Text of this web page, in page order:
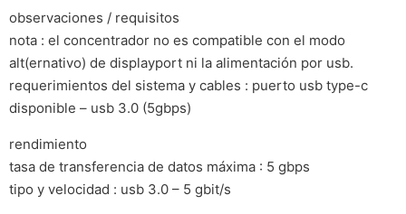
observaciones / requisitos
nota : el concentrador no es compatible con el modo
alt(ernativo) de displayport ni la alimentación por usb.
requerimientos del sistema y cables : puerto usb type-c
disponible – usb 3.0 (5gbps)
rendimiento
tasa de transferencia de datos máxima : 5 gbps
tipo y velocidad : usb 3.0 – 5 gbit/s